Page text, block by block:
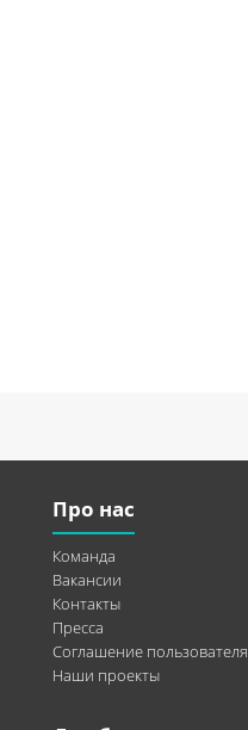
Про нас
Команда
Вакансии
Контакты
Пресса
Соглашение пользователя
Наши проекты